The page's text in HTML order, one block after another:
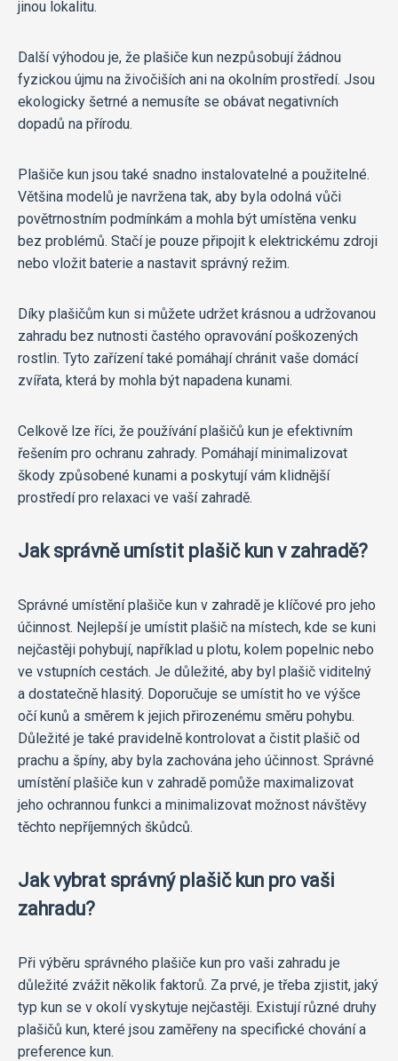
jinou lokalitu.
Další výhodou je, že plašiče kun nezpůsobují žádnou
fyzickou újmu na živočiších ani na okolním prostředí. Jsou
ekologicky šetrné a nemusíte se obávat negativních
dopadů na přírodu.
Plašiče kun jsou také snadno instalovatelné a použitelné.
Většina modelů je navržena tak, aby byla odolná vůči
povětrnostním podmínkám a mohla být umístěna venku
bez problémů. Stačí je pouze připojit k elektrickému zdroji
nebo vložit baterie a nastavit správný režim.
Díky plašičům kun si můžete udržet krásnou a udržovanou
zahradu bez nutnosti častého opravování poškozených
rostlin. Tyto zařízení také pomáhají chránit vaše domácí
zvířata, která by mohla být napadena kunami.
Celkově lze říci, že používání plašičů kun je efektivním
řešením pro ochranu zahrady. Pomáhají minimalizovat
škody způsobené kunami a poskytují vám klidnější
prostředí pro relaxaci ve vaší zahradě.
Jak správně umístit plašič kun v zahradě?
Správné umístění plašiče kun v zahradě je klíčové pro jeho
účinnost. Nejlepší je umístit plašič na místech, kde se kuni
nejčastěji pohybují, například u plotu, kolem popelnic nebo
ve vstupních cestách. Je důležité, aby byl plašič viditelný
a dostatečně hlasitý. Doporučuje se umístit ho ve výšce
očí kunů a směrem k jejich přirozenému směru pohybu.
Důležité je také pravidelně kontrolovat a čistit plašič od
prachu a špíny, aby byla zachována jeho účinnost. Správné
umístění plašiče kun v zahradě pomůže maximalizovat
jeho ochrannou funkci a minimalizovat možnost návštěvy
těchto nepříjemných škůdců.
Jak vybrat správný plašič kun pro vaši
zahradu?
Při výběru správného plašiče kun pro vaši zahradu je
důležité zvážit několik faktorů. Za prvé, je třeba zjistit, jaký
typ kun se v okolí vyskytuje nejčastěji. Existují různé druhy
plašičů kun, které jsou zaměřeny na specifické chování a
preference kun.